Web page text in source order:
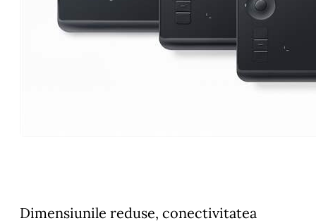
Dimensiunile reduse, conectivitatea